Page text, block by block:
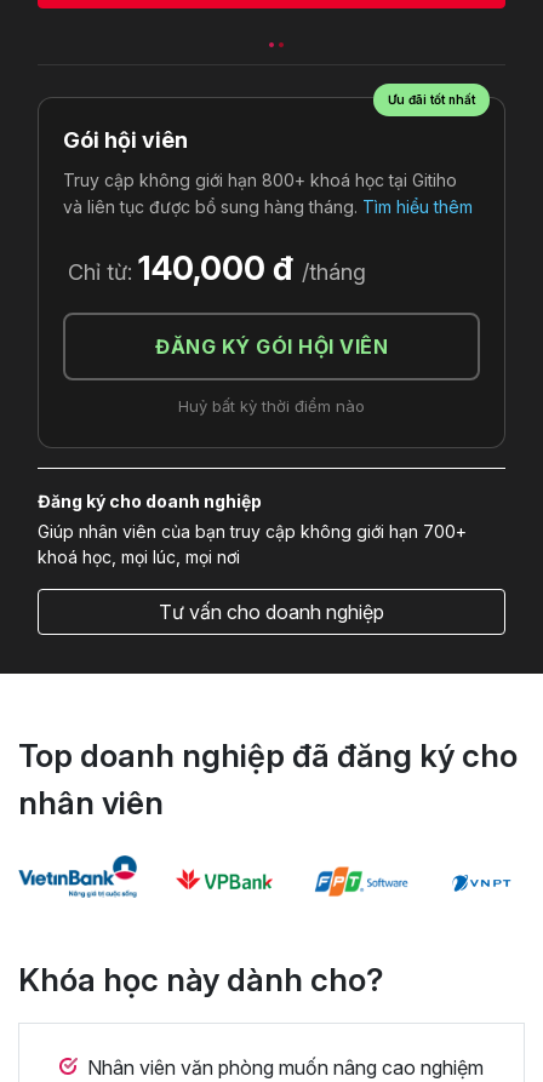
Ưu đãi tốt nhất
Gói hội viên
Truy cập không giới hạn 800+ khoá học tại Gitiho
và liên tục được bổ sung hàng tháng. Tìm hiểu thêm
Chỉ từ: 140,000 đ /tháng
ĐĂNG KÝ GÓI HỘI VIÊN
Huỷ bất kỳ thời điểm nào
Đăng ký cho doanh nghiệp
Giúp nhân viên của bạn truy cập không giới hạn 700+
khoá học, mọi lúc, mọi nơi
Tư vấn cho doanh nghiệp
Top doanh nghiệp đã đăng ký cho
nhân viên
Khóa học này dành cho?
Nhân viên văn phòng muốn nâng cao nghiệm